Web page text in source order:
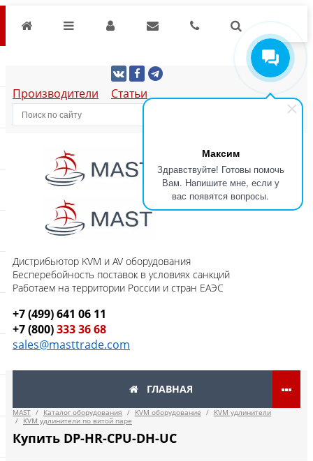
Максим
Здравствуйте! Готовы помочь
Вам. Напишите мне, если у
вас появятся вопросы.
Производители Статьи
Дистрибьютор KVM и AV оборудования
Бесперебойность поставок в условиях санкций
Работаем на территории России и стран ЕАЭС
+7 (499) 641 06 11
+7 (800)333 36 68
sales@masttrade.com
ГЛАВНАЯ
MAST / Каталог оборудования / KVM оборудование /
KVM удлинители
/
KVM удлинители по витой паре
Купить DP-HR-CPU-DH-UC